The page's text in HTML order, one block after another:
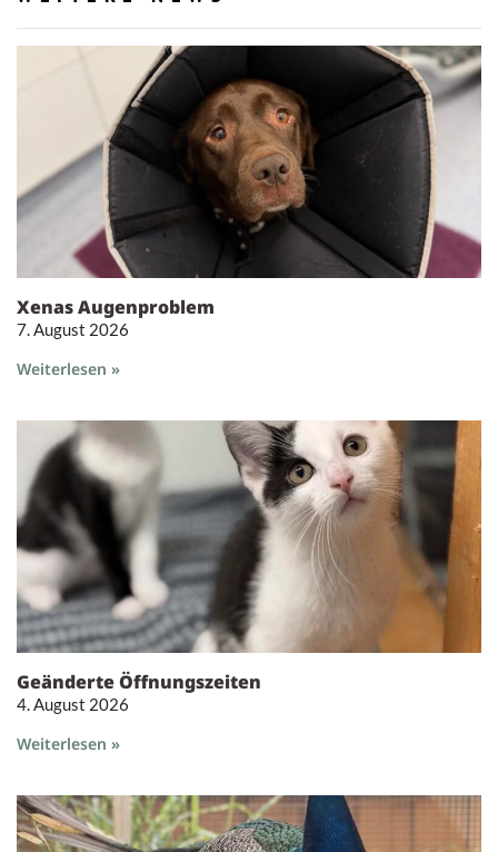
Xenas Augenproblem
7. August 2026
Weiterlesen »
Geänderte Öffnungszeiten
4. August 2026
Weiterlesen »